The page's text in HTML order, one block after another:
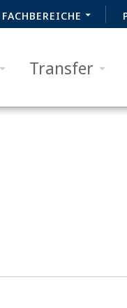
FACHBEREICHE
Transfer